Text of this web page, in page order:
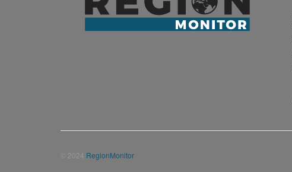
© 2024 RegionMonitor